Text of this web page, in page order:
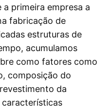
primeira empresa a
fabricação de
estruturas de
acumulamos
como fatores como
composição do
da